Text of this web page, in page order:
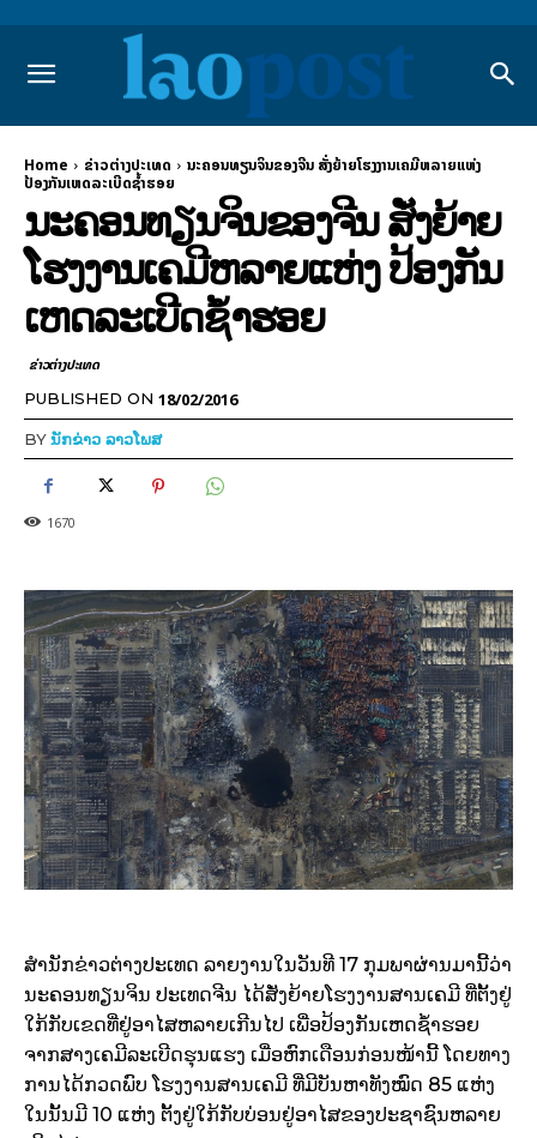
Home ຂ່າວຕ່າງປະເທດ
ນະຄອນທຽນຈິນຂອງຈີນ ສັ່ງຍ້າຍໂຮງງານເຄມີຫລາຍແຫ່ງ
ປ້ອງກັນເຫດລະເບີດຊ້ຳຮອຍ
ນະຄອນທຽນຈິນຂອງຈີນ ສັ່ງຍ້າຍ
ໂຮງງານເຄມີຫລາຍແຫ່ງ ປ້ອງກັນ
ເຫດລະເບີດຊ້ຳຮອຍ
ຂ່າວຕ່າງປະເທດ
PUBLISHED ON 18/02/2016
BYນັກຂ່າວ ລາວໂພສ
1670
ສຳນັກຂ່າວຕ່າງປະເທດ ລາຍງານໃນວັນທີ 17 ກຸມພາຜ່ານມານີ້ວ່າ
ນະຄອນທຽນຈິນ ປະເທດຈີນ ໄດ້ສັ່ງຍ້າຍໂຮງງານສານເຄມີ ທີ່ຕັ້ງຢູ່
ໃກ້ກັບເຂດທີ່ຢູ່ອາໄສຫລາຍເກີນໄປ ເພື່ອປ້ອງກັນເຫດຊ້ຳຮອຍ
ຈາກສາງເຄມີລະເບີດຮຸນແຮງ ເມື່ອຫົກເດືອນກ່ອນໜ້ານີ້ ໂດຍທາງ
ການໄດ້ກວດພົບ ໂຮງງານສານເຄມີ ທີ່ມີບັນຫາທັງໝົດ 85 ແຫ່ງ
ໃນນັ້ນມີ 10 ແຫ່ງ ຕັ້ງຢູ່ໃກ້ກັບບ່ອນຢູ່ອາໄສຂອງປະຊາຊົນຫລາຍ